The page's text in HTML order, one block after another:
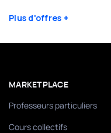
Plus d'offres
MARKETPLACE
Professeurs particuliers
Cours collectifs